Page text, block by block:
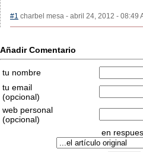
#1 charbel mesa - abril 24, 2012 - 08:49
Añadir Comentario
tu nombre
tu email
(opcional)
web personal
(opcional)
en